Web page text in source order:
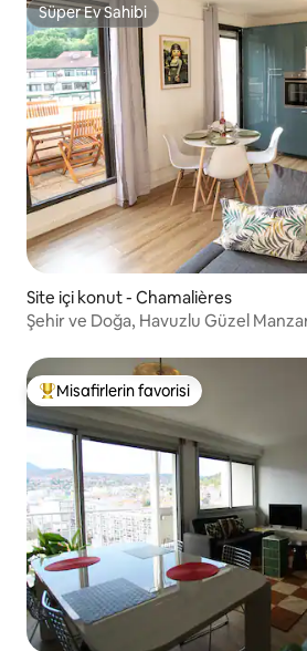
Süper Ev Sahibi
Süper Ev Sahibi
Site içi konut - Chamalières
Şehir ve Doğa, Havuzlu Güzel
Misafirlerin favorilerinden en
Misafirlerin favorisi